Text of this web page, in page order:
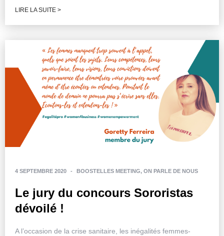
LIRE LA SUITE >
4 SEPTEMBRE 2020 - BOOSTELLES MEETING, ON PARLE DE NOUS
Le jury du concours Sororistas
dévoilé !
A l’occasion de la crise sanitaire, les inégalités femmes-